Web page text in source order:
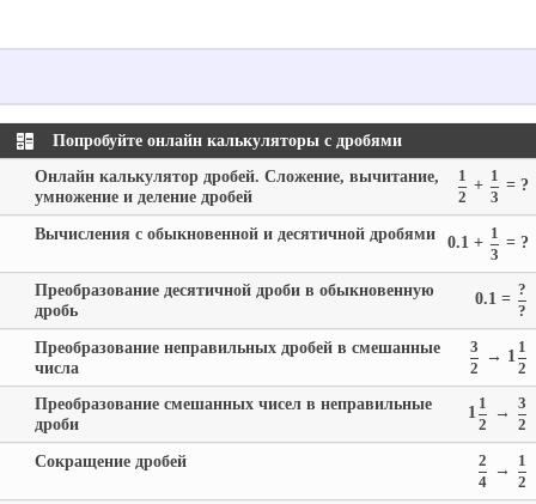
Попробуйте онлайн калькуляторы с дробями
1
2
+ 1
3
= ?
Онлайн калькулятор дробей. Сложение, вычитание,
умножение и деление дробей
0.1 + 1
3
= ?
Вычисления с обыкновенной и десятичной дробями
0.1 = ?
?
Преобразование десятичной дроби в обыкновенную
дробь
3
2
→ 1 1
2
Преобразование неправильных дробей в смешанные
числа
1 1
2
→
3
2
Преобразование смешанных чисел в неправильные
дроби
2
4
→
1
2
Сокращение дробей